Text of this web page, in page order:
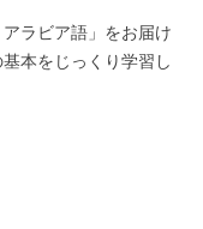
ラビア語」をお届け
本をじっくり学習し